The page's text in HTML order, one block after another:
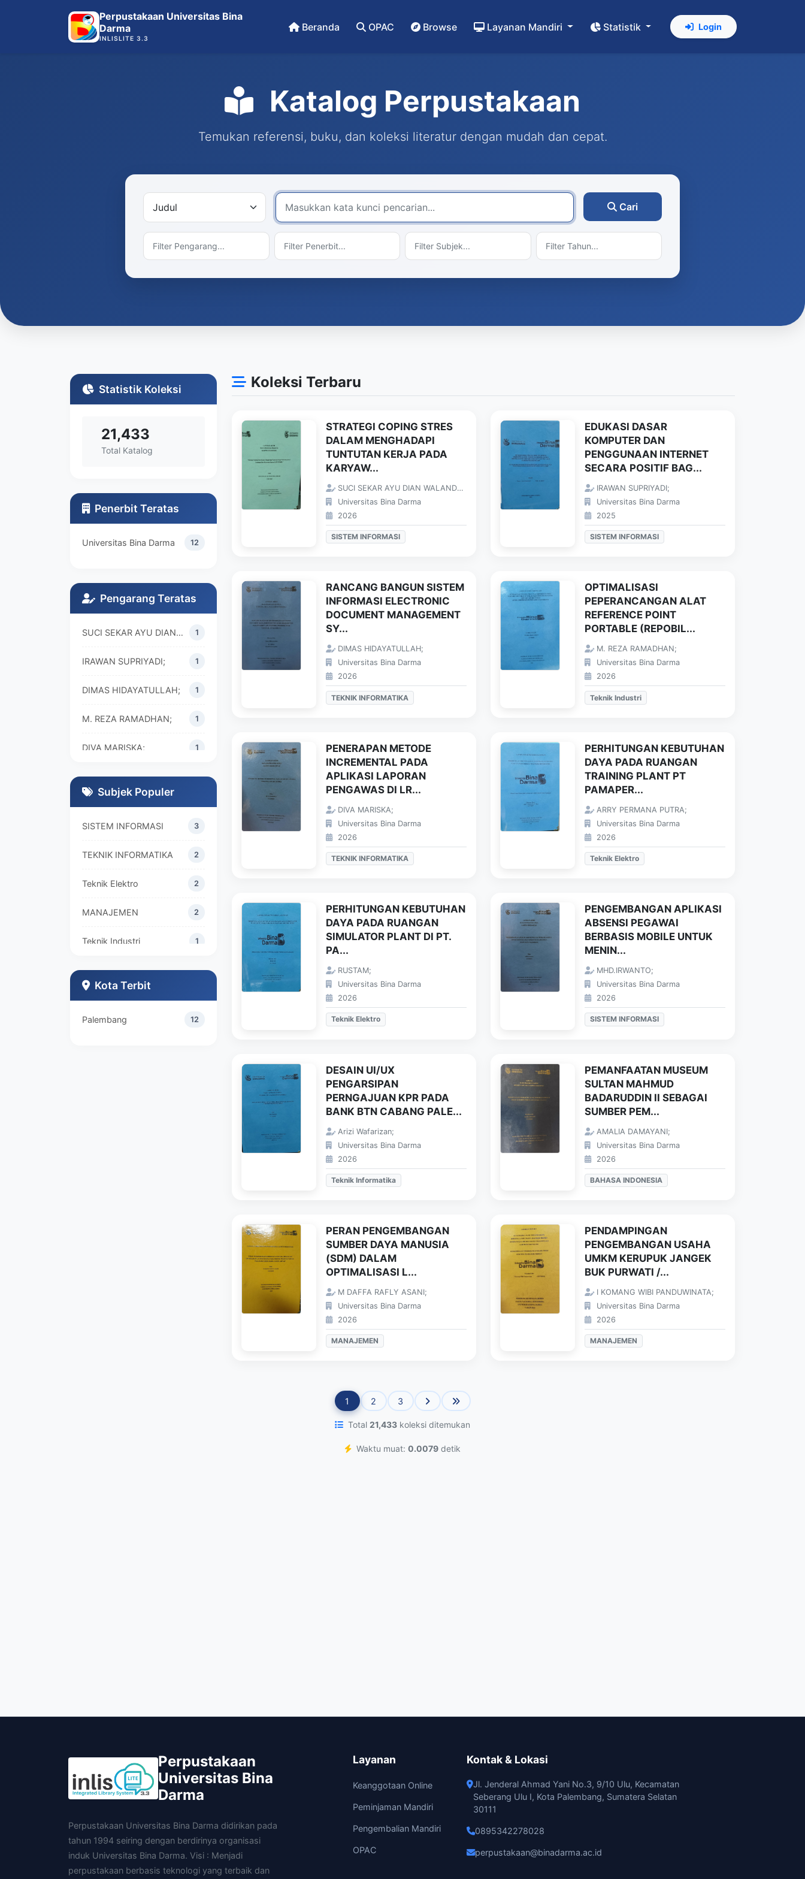
Perpustakaan Universitas Bina
Darma
INLISLITE 3.3
Beranda OPAC Browse Layanan Mandiri Statistik Login
Katalog Perpustakaan
Temukan referensi, buku, dan koleksi literatur dengan mudah dan cepat.
Cari
Statistik Koleksi
21,433
Total Katalog
Penerbit Teratas
Universitas Bina Darma 12
Pengarang Teratas
SUCI SEKAR AYU DIAN WALANDARI; 1
IRAWAN SUPRIYADI; 1
DIMAS HIDAYATULLAH; 1
M. REZA RAMADHAN; 1
DIVA MARISKA; 1
Subjek Populer
SISTEM INFORMASI 3
TEKNIK INFORMATIKA 2
Teknik Elektro 2
MANAJEMEN 2
Teknik Industri 1
Kota Terbit
Palembang 12
Koleksi Terbaru
STRATEGI COPING STRES
DALAM MENGHADAPI
TUNTUTAN KERJA PADA
KARYAW...
SUCI SEKAR AYU DIAN WALANDARI;
Universitas Bina Darma
2026
SISTEM INFORMASI
EDUKASI DASAR
KOMPUTER DAN
PENGGUNAAN INTERNET
SECARA POSITIF BAG...
IRAWAN SUPRIYADI;
Universitas Bina Darma
2025
SISTEM INFORMASI
RANCANG BANGUN SISTEM
INFORMASI ELECTRONIC
DOCUMENT MANAGEMENT
SY...
DIMAS HIDAYATULLAH;
Universitas Bina Darma
2026
TEKNIK INFORMATIKA
OPTIMALISASI
PEPERANCANGAN ALAT
REFERENCE POINT
PORTABLE (REPOBIL...
M. REZA RAMADHAN;
Universitas Bina Darma
2026
Teknik Industri
PENERAPAN METODE
INCREMENTAL PADA
APLIKASI LAPORAN
PENGAWAS DI LR...
DIVA MARISKA;
Universitas Bina Darma
2026
TEKNIK INFORMATIKA
PERHITUNGAN KEBUTUHAN
DAYA PADA RUANGAN
TRAINING PLANT PT
PAMAPER...
ARRY PERMANA PUTRA;
Universitas Bina Darma
2026
Teknik Elektro
PERHITUNGAN KEBUTUHAN
DAYA PADA RUANGAN
SIMULATOR PLANT DI PT.
PA...
RUSTAM;
Universitas Bina Darma
2026
Teknik Elektro
PENGEMBANGAN APLIKASI
ABSENSI PEGAWAI
BERBASIS MOBILE UNTUK
MENIN...
MHD.IRWANTO;
Universitas Bina Darma
2026
SISTEM INFORMASI
DESAIN UI/UX
PENGARSIPAN
PERNGAJUAN KPR PADA
BANK BTN CABANG PALE...
Arizi Wafarizan;
Universitas Bina Darma
2026
Teknik Informatika
PEMANFAATAN MUSEUM
SULTAN MAHMUD
BADARUDDIN II SEBAGAI
SUMBER PEM...
AMALIA DAMAYANI;
Universitas Bina Darma
2026
BAHASA INDONESIA
PERAN PENGEMBANGAN
SUMBER DAYA MANUSIA
(SDM) DALAM
OPTIMALISASI L...
M DAFFA RAFLY ASANI;
Universitas Bina Darma
2026
MANAJEMEN
PENDAMPINGAN
PENGEMBANGAN USAHA
UMKM KERUPUK JANGEK
BUK PURWATI /...
I KOMANG WIBI PANDUWINATA;
Universitas Bina Darma
2026
MANAJEMEN
1 2 3
Total 21,433 koleksi ditemukan
Waktu muat: 0.0079 detik
Perpustakaan
Universitas Bina
Darma
Perpustakaan Universitas Bina Darma didirikan pada
tahun 1994 seiring dengan berdirinya organisasi
induk Universitas Bina Darma. Visi : Menjadi
perpustakaan berbasis teknologi yang terbaik dan
Layanan
Keanggotaan Online
Peminjaman Mandiri
Pengembalian Mandiri
OPAC
Kontak & Lokasi
Jl. Jenderal Ahmad Yani No.3, 9/10 Ulu, Kecamatan
Seberang Ulu I, Kota Palembang, Sumatera Selatan
30111
0895342278028
perpustakaan@binadarma.ac.id